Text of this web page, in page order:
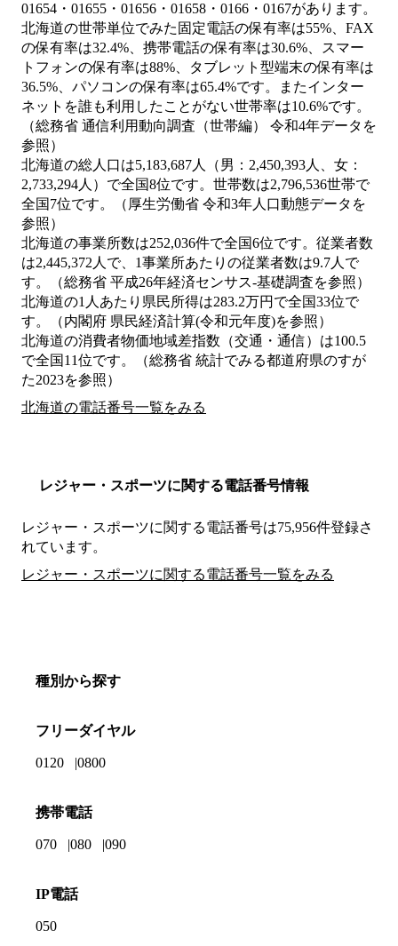
01654・01655・01656・01658・0166・0167があります。
北海道の世帯単位でみた固定電話の保有率は55%、FAX
の保有率は32.4%、携帯電話の保有率は30.6%、スマー
トフォンの保有率は88%、タブレット型端末の保有率は
36.5%、パソコンの保有率は65.4%です。またインター
ネットを誰も利用したことがない世帯率は10.6%です。
（総務省 通信利用動向調査（世帯編） 令和4年データを
参照）
北海道の総人口は5,183,687人（男：2,450,393人、女：
2,733,294人）で全国8位です。世帯数は2,796,536世帯で
全国7位です。（厚生労働省 令和3年人口動態データを
参照）
北海道の事業所数は252,036件で全国6位です。従業者数
は2,445,372人で、1事業所あたりの従業者数は9.7人で
す。（総務省 平成26年経済センサス‐基礎調査を参照）
北海道の1人あたり県民所得は283.2万円で全国33位で
す。（内閣府 県民経済計算(令和元年度)を参照）
北海道の消費者物価地域差指数（交通・通信）は100.5
で全国11位です。（総務省 統計でみる都道府県のすが
た2023を参照）
北海道の電話番号一覧をみる
レジャー・スポーツに関する電話番号情報
レジャー・スポーツに関する電話番号は75,956件登録さ
れています。
レジャー・スポーツに関する電話番号一覧をみる
種別から探す
フリーダイヤル
0120 0800
携帯電話
070 080 090
IP電話
050